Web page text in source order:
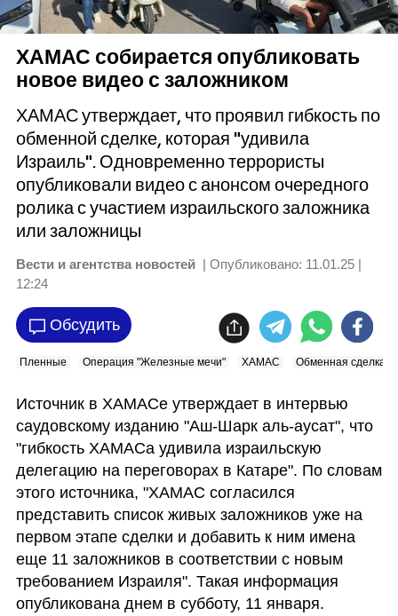
ХАМАС собирается опубликовать
новое видео с заложником
ХАМАС утверждает, что проявил гибкость по
обменной сделке, которая "удивила
Израиль". Одновременно террористы
опубликовали видео с анонсом очередного
ролика с участием израильского заложника
или заложницы
Вести и агентства новостей | Опубликовано: 11.01.25 |
12:24
Обсудить
Пленные Операция "Железные мечи" ХАМАС Обменная сделка
Источник в ХАМАСе утверждает в интервью
саудовскому изданию "Аш-Шарк аль-аусат", что
"гибкость ХАМАСа удивила израильскую
делегацию на переговорах в Катаре". По словам
этого источника, "ХАМАС согласился
представить список живых заложников уже на
первом этапе сделки и добавить к ним имена
еще 11 заложников в соответствии с новым
требованием Израиля". Такая информация
опубликована днем в субботу, 11 января.